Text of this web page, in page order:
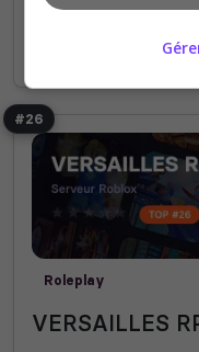
Voir le serveur
#26
Roleplay
VERSAILLES